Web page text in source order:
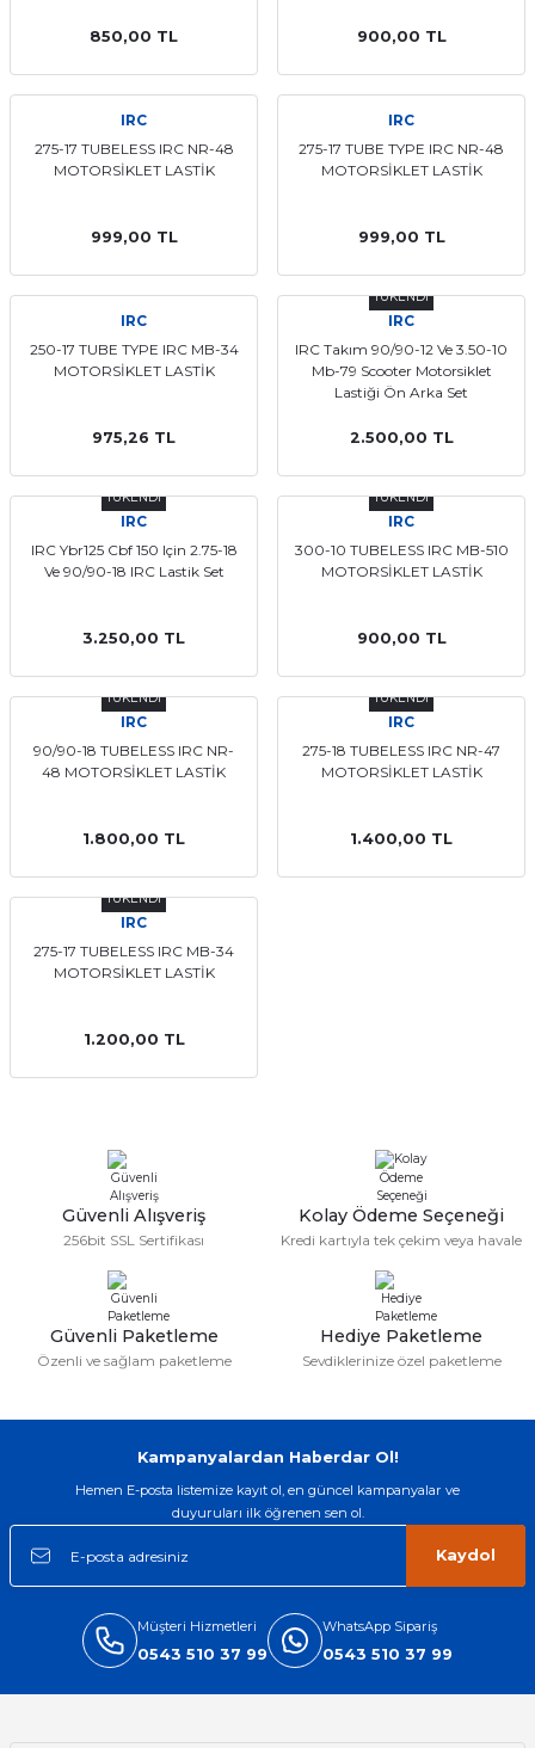
850,00 TL 900,00 TL
IRC
275-17 TUBELESS IRC NR-48
MOTORSİKLET LASTİK
999,00 TL
IRC
275-17 TUBE TYPE IRC NR-48
MOTORSİKLET LASTİK
999,00 TL
IRC
250-17 TUBE TYPE IRC MB-34
MOTORSİKLET LASTİK
975,26 TL
TÜKENDİ
IRC
IRC Takım 90/90-12 Ve 3.50-10
Mb-79 Scooter Motorsiklet
Lastiği Ön Arka Set
2.500,00 TL
TÜKENDİ
IRC
IRC Ybr125 Cbf 150 Için 2.75-18
Ve 90/90-18 IRC Lastik Set
3.250,00 TL
TÜKENDİ
IRC
300-10 TUBELESS IRC MB-510
MOTORSİKLET LASTİK
900,00 TL
TÜKENDİ
IRC
90/90-18 TUBELESS IRC NR-
48 MOTORSİKLET LASTİK
1.800,00 TL
TÜKENDİ
IRC
275-18 TUBELESS IRC NR-47
MOTORSİKLET LASTİK
1.400,00 TL
TÜKENDİ
IRC
275-17 TUBELESS IRC MB-34
MOTORSİKLET LASTİK
1.200,00 TL
Güvenli Alışveriş
256bit SSL Sertifikası
Kolay Ödeme Seçeneği
Kredi kartıyla tek çekim veya havale
Güvenli Paketleme
Özenli ve sağlam paketleme
Hediye Paketleme
Sevdiklerinize özel paketleme
Kampanyalardan Haberdar Ol!
Hemen E-posta listemize kayıt ol, en güncel kampanyalar ve
duyuruları ilk öğrenen sen ol.
Kaydol
Müşteri Hizmetleri
0543 510 37 99
WhatsApp Sipariş
0543 510 37 99